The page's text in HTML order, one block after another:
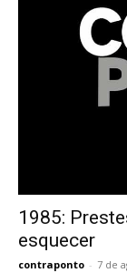
1985:
esquecer
contraponto - 7 de